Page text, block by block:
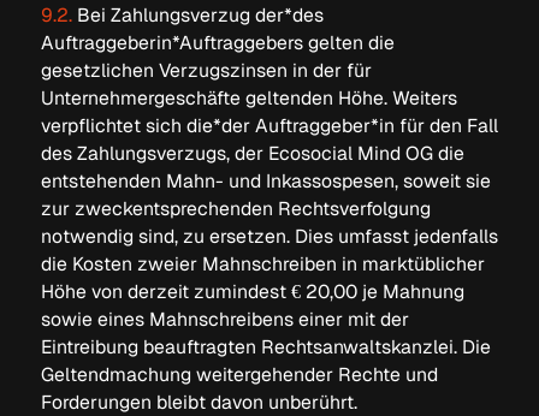
9.2.Bei Zahlungsverzug der*des
Auftraggeberin*Auftraggebers gelten die
gesetzlichen Verzugszinsen in der für
Unternehmergeschäfte geltenden Höhe. Weiters
verpflichtet sich die*der Auftraggeber*in für den Fall
des Zahlungsverzugs, der Ecosocial Mind OG die
entstehenden Mahn- und Inkassospesen, soweit sie
zur zweckentsprechenden Rechtsverfolgung
notwendig sind, zu ersetzen. Dies umfasst jedenfalls
die Kosten zweier Mahnschreiben in marktüblicher
Höhe von derzeit zumindest € 20,00 je Mahnung
sowie eines Mahnschreibens einer mit der
Eintreibung beauftragten Rechtsanwaltskanzlei. Die
Geltendmachung weitergehender Rechte und
Forderungen bleibt davon unberührt.